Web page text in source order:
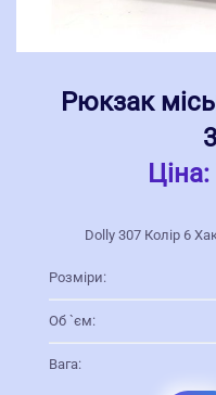
Рюкзак
Ціна:
Dolly 307 Колір 6
Розміри:
Об `єм:
Вага: